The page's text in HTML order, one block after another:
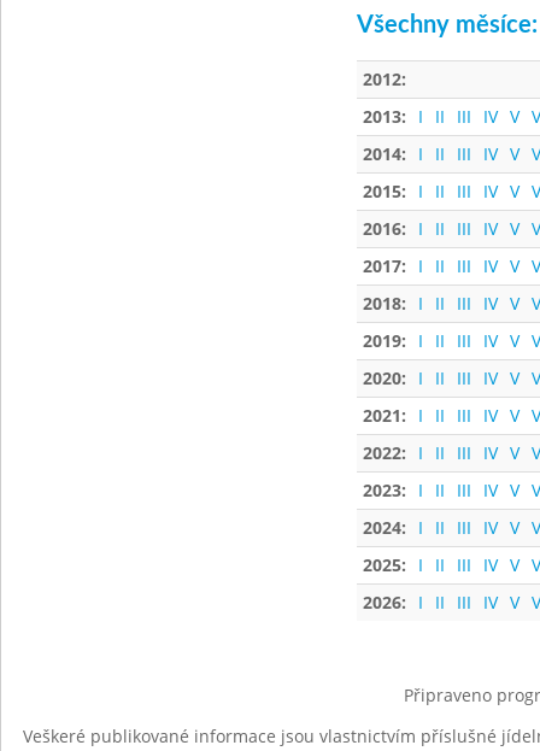
Všechny měsíce:
2012:
2013:
I II III IV V
2014:
I II III IV V
2015:
I II III IV V
2016:
I II III IV V
2017:
I II III IV V
2018:
I II III IV V
2019:
I II III IV V
2020:
I II III IV V
2021:
I II III IV V
2022:
I II III IV V
2023:
I II III IV V
2024:
I II III IV V
2025:
I II III IV V
2026:
I II III IV V
Připraveno
Veškeré publikované informace jsou vlastnictvím příslušné